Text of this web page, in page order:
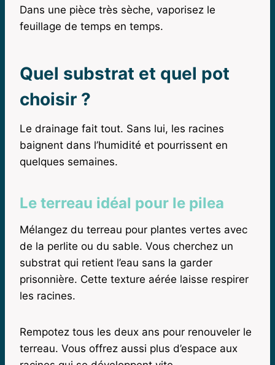
Dans une pièce très sèche, vaporisez le
feuillage de temps en temps.
Quel substrat et quel pot
choisir ?
Le drainage fait tout. Sans lui, les racines
baignent dans l’humidité et pourrissent en
quelques semaines.
Le terreau idéal pour le pilea
Mélangez du terreau pour plantes vertes avec
de la perlite ou du sable. Vous cherchez un
substrat qui retient l’eau sans la garder
prisonnière. Cette texture aérée laisse respirer
les racines.
Rempotez tous les deux ans pour renouveler le
terreau. Vous offrez aussi plus d’espace aux